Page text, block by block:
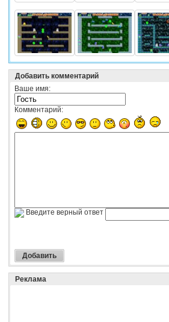
Добавить комментарий
Ваше имя:
Комментарий:
Введите верный ответ
Реклама